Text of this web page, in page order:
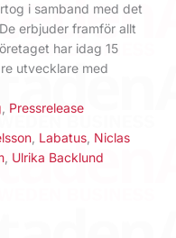
i samband med det
erbjuder framför allt
har idag 15
utvecklare med
Pressrelease
, Labatus, Niclas
, Ulrika Backlund